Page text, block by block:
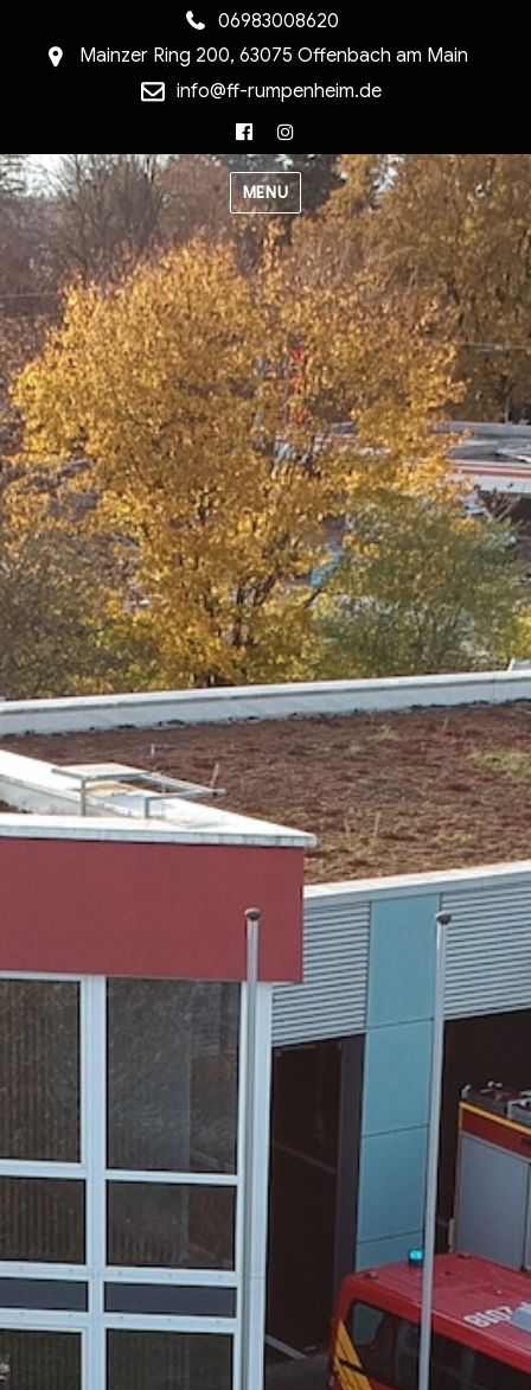
06983008620
Mainzer Ring 200, 63075 Offenbach am Main
info@ff-rumpenheim.de
Facebook
MENU